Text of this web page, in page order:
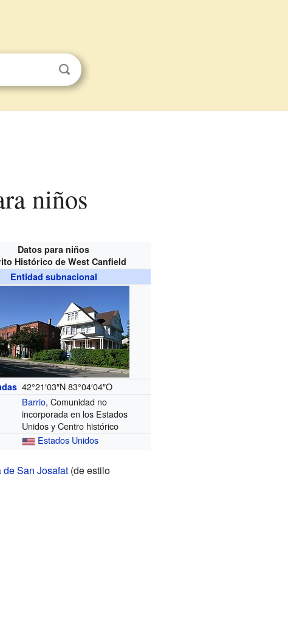
niños
Datos para niños
Histórico de West Canfield
Entidad subnacional
42°21′03″N 83°04′04″O
Barrio, Comunidad no
incorporada en los Estados
Unidos y Centro histórico
Estados Unidos
de San Josafat(de estilo